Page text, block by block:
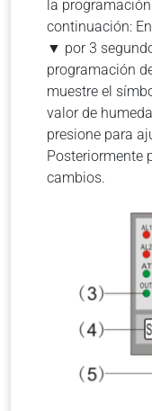
la
continuación:
▼ por 3
programación
muestre el
valor de
presione para
Posteriormente
cambios.